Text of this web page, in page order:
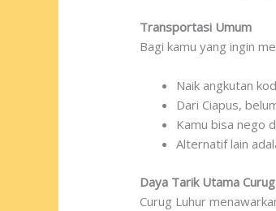
Transportasi Umum
Bagi kamu yang ingin
Naik angkutan
Dari Ciapus,
Kamu bisa nego
Alternatif lain
Daya Tarik Utama
Curug Luhur